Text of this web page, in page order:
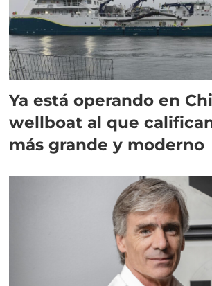
Ya está operando en
wellboat al que
más grande y moderno